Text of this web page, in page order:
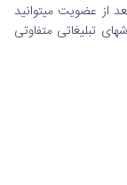
از عضویت میتوانید
تبلیغاتی متفاوتی